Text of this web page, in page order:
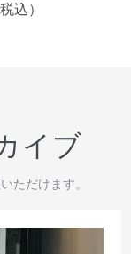
込）
イブ
ただけます。